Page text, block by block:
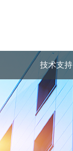
技术支持